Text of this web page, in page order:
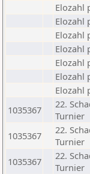
Elozahl
Elozahl
Elozahl
Elozahl
Elozahl
Elozahl
Elozahl
1035367
22.
Turnier
1035367
22.
Turnier
1035367
22.
Turnier